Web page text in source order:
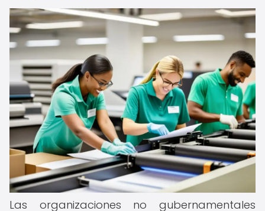
Las organizaciones no gubernamentales